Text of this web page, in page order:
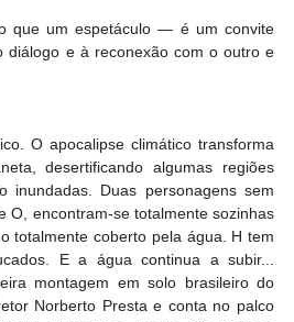
que um espetáculo — é um convite
diálogo e à reconexão com o outro e
O apocalipse climático transforma
desertificando algumas regiões
inundadas. Duas personagens sem
O, encontram-se totalmente sozinhas
totalmente coberto pela água. H tem
E a água continua a subir...
montagem em solo brasileiro do
Norberto Presta e conta no palco